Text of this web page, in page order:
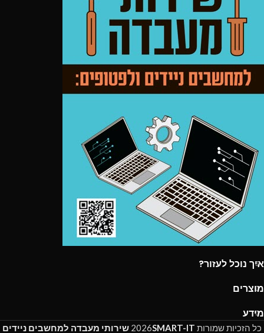
איך נוכל לעזור?
מוצרים
מידע
כל הזכיות שמורות 2026SMART-IT שירותי מעבדה למחשבים ניידים